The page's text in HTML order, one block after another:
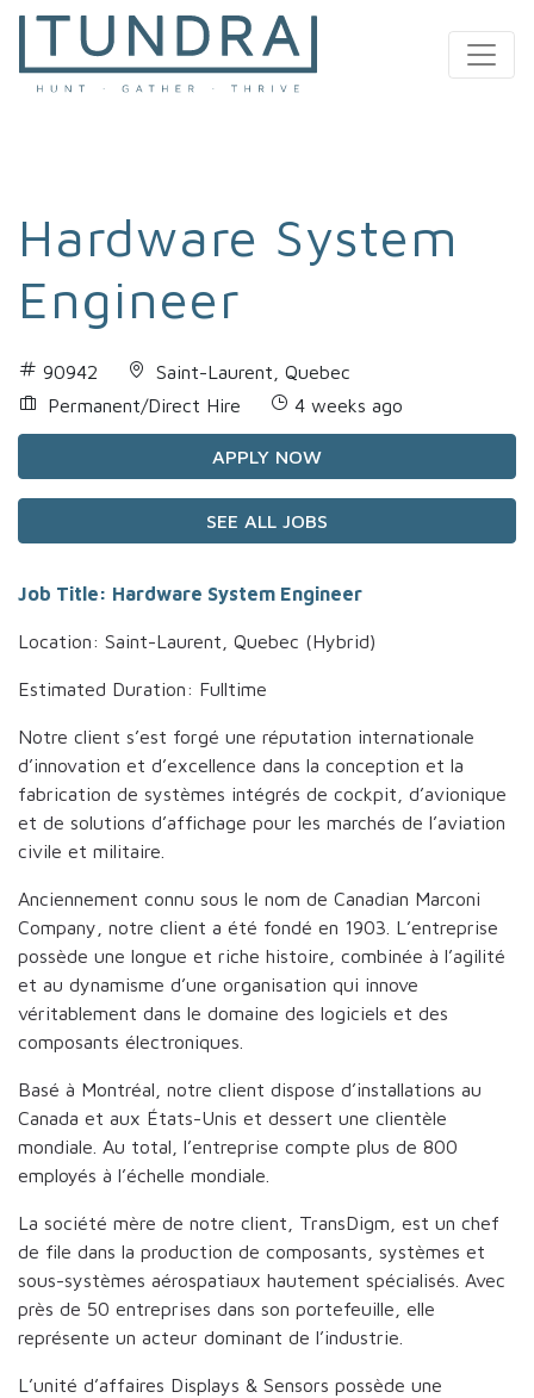
MAIN NAVIGATION
Hardware System
Engineer
90942
Saint-Laurent, Quebec
Permanent/Direct Hire
4 weeks ago
APPLY NOW
SEE ALL JOBS
Job Title: Hardware System Engineer
Location: Saint-Laurent, Quebec (Hybrid)
Estimated Duration: Fulltime
Notre client s’est forgé une réputation internationale
d’innovation et d’excellence dans la conception et la
fabrication de systèmes intégrés de cockpit, d’avionique
et de solutions d’affichage pour les marchés de l’aviation
civile et militaire.
Anciennement connu sous le nom de Canadian Marconi
Company, notre client a été fondé en 1903. L’entreprise
possède une longue et riche histoire, combinée à l’agilité
et au dynamisme d’une organisation qui innove
véritablement dans le domaine des logiciels et des
composants électroniques.
Basé à Montréal, notre client dispose d’installations au
Canada et aux États-Unis et dessert une clientèle
mondiale. Au total, l’entreprise compte plus de 800
employés à l’échelle mondiale.
La société mère de notre client, TransDigm, est un chef
de file dans la production de composants, systèmes et
sous-systèmes aérospatiaux hautement spécialisés. Avec
près de 50 entreprises dans son portefeuille, elle
représente un acteur dominant de l’industrie.
L’unité d’affaires Displays & Sensors possède une